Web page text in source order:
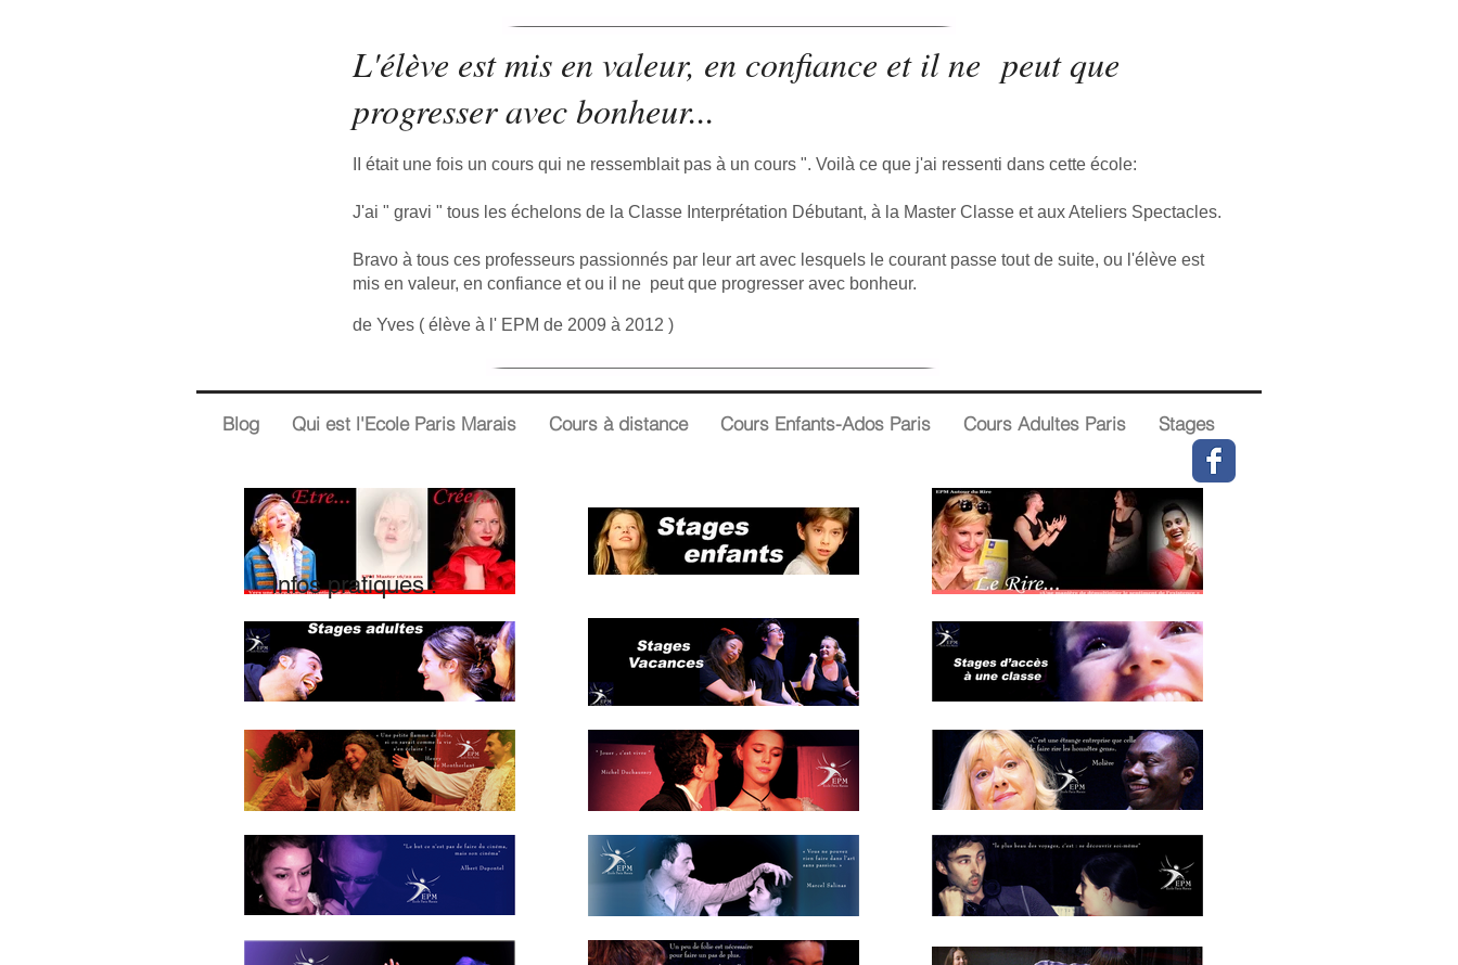
L'élève est mis en valeur, en confiance et il ne peut que
progresser avec bonheur...
II était une fois un cours qui ne ressemblait pas à un cours ". Voilà ce que j'ai ressenti dans cette école:
J'ai " gravi " tous les échelons de la Classe Interprétation Débutant, à la Master Classe et aux Ateliers Spectacles.
Bravo à tous ces professeurs passionnés par leur art avec lesquels le courant passe tout de suite, ou l'élève est
mis en valeur, en confiance et ou il ne peut que progresser avec bonheur.
de Yves ( élève à l' EPM de 2009 à 2012 )
Blog Qui est l'Ecole Paris Marais Cours à distance Cours Enfants-Ados Paris Cours Adultes Paris Stages
Infos pratiques :